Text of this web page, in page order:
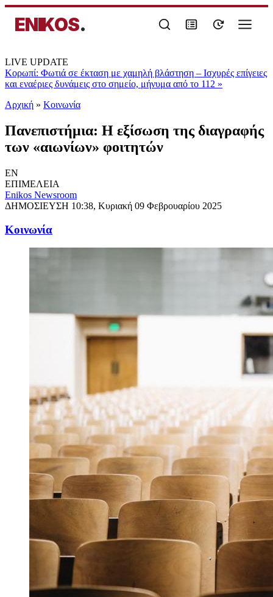
ENIKOS.
LIVE UPDATE
Κορωπί: Φωτιά σε έκταση με χαμηλή βλάστηση – Ισχυρές επίγειες
και εναέριες δυνάμεις στο σημείο, μήνυμα από το 112 »
Αρχική » Κοινωνία
Πανεπιστήμια: Η εξίσωση της διαγραφής
των «αιωνίων» φοιτητών
EN
ΕΠΙΜΕΛΕΙΑ
Enikos Newsroom
ΔΗΜΟΣΙΕΥΣΗ 10:38, Κυριακή 09 Φεβρουαρίου 2025
Κοινωνία